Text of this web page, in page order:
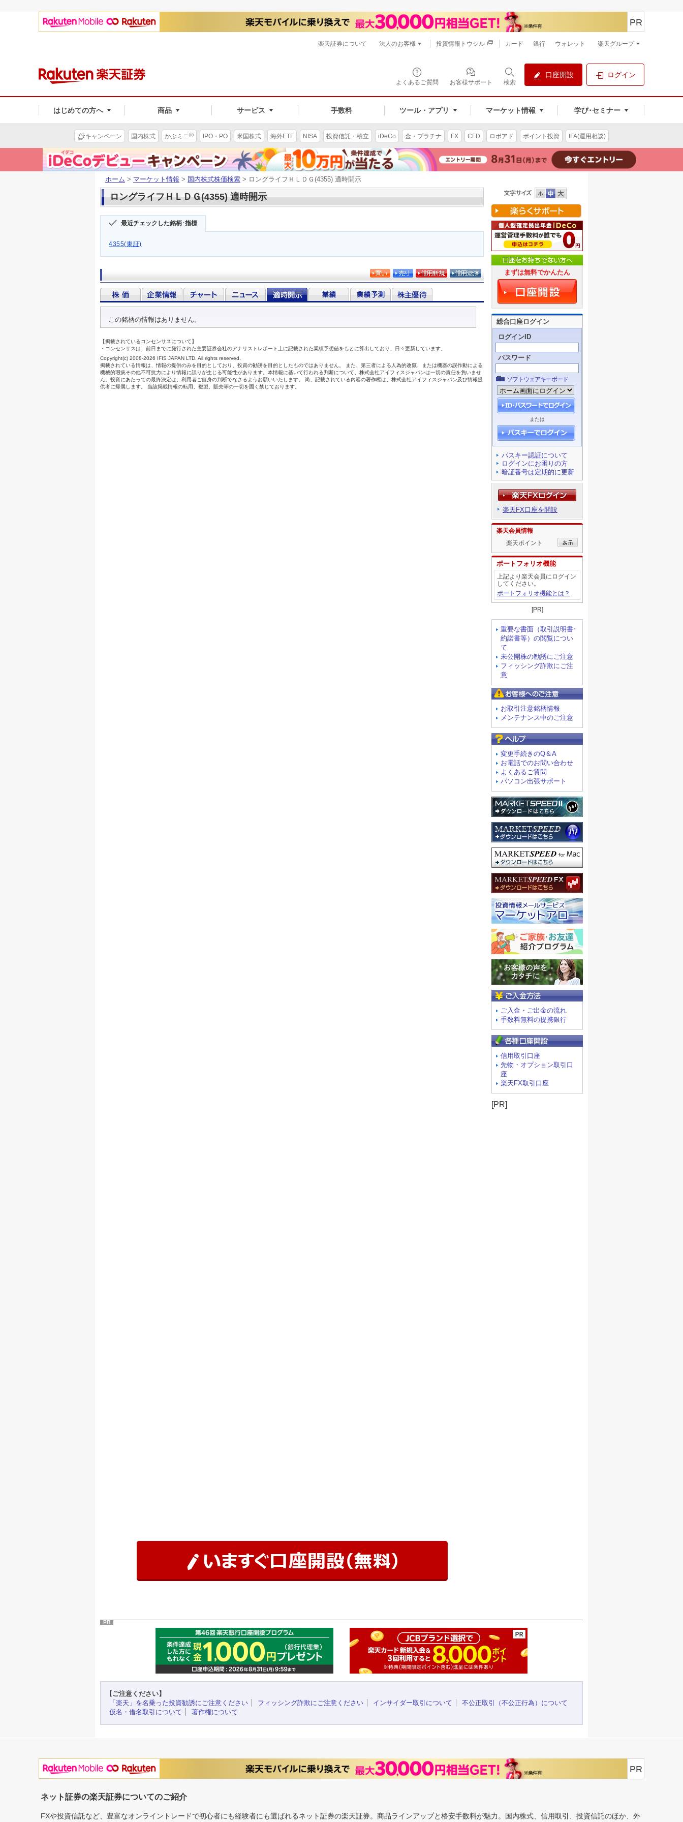
よくあるご質問 お客様サポート 検索
口座開設 ログイン
はじめての方へ 商品 サービス 手数料 ツール・アプリ マーケット情報 学び･セミナー
PR
楽天証券について 法人のお客様 投資情報トウシル カード 銀行 ウォレット 楽天グループ
キャンペーン 国内株式 かぶミニ® IPO・PO 米国株式 海外ETF NISA 投資信託・積立 iDeCo 金・プラチナ FX CFD ロボアド ポイント投資 IFA(運用相談)
ホーム > マーケット情報 > 国内株式株価検索 > ロングライフＨＬＤＧ(4355) 適時開示
ロングライフＨＬＤＧ(4355) 適時開示
最近チェックした銘柄･指標
4355(東証)
まずは無料でかんたん
総合口座ログイン
ログインID
パスワード
ソフトウェアキーボード
または
パスキー認証について
ログインにお困りの方
暗証番号は定期的に更新
楽天FX口座を開設
楽天会員情報
楽天ポイント
ポートフォリオ機能
上記より楽天会員にログイン
してください。
ポートフォリオ機能とは？
[PR]
重要な書面（取引説明書･
約諾書等）の閲覧につい
て
未公開株の勧誘にご注意
フィッシング詐欺にご注
意
お取引注意銘柄情報
メンテナンス中のご注意
変更手続きのQ＆A
お電話でのお問い合わせ
よくあるご質問
パソコン出張サポート
ご入金・ご出金の流れ
手数料無料の提携銀行
信用取引口座
先物・オプション取引口
座
楽天FX取引口座
[PR]
PR
【ご注意ください】
「楽天」を名乗った投資勧誘にご注意ください
フィッシング詐欺にご注意ください インサイダー取引について
不公正取引（不公正行為）について
仮名・借名取引について
著作権について
PR
ネット証券の楽天証券についてのご紹介
FXや投資信託など、豊富なオンライントレードで初心者にも経験者にも選ばれるネット証券の楽天証券。商品ラインアップと格安手数料が魅力。国内株式、信用取引、投資信託のほか、外